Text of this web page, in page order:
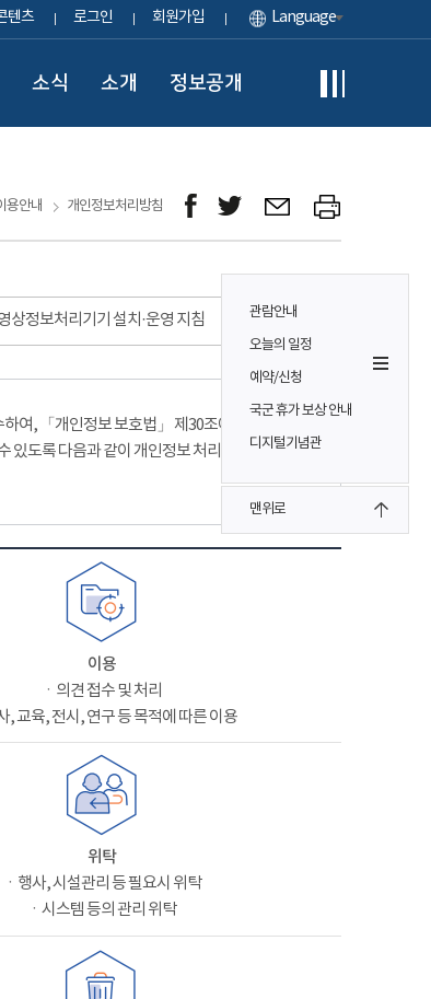
텐츠 로그인 회원가입 Language
소식 소개 정보공개
관람안내
오늘의 일정
예약/신청
국군 휴가 보상 안내
디지털기념관
맨위로
용안내 개인정보처리방침
상정보처리기기 설치·운영 지침
여, 「개인정보 보호법」 제30조에 따라
있도록 다음과 같이 개인정보 처리방침을
이용
ㆍ의견 접수 및 처리
, 교육, 전시, 연구 등 목적에 따른 이용
위탁
ㆍ행사, 시설관리 등 필요시 위탁
ㆍ시스템 등의 관리 위탁